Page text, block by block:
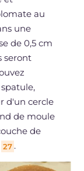
au
une
de 0,5 cm
seront
d'un cercle
de moule
de
27 .